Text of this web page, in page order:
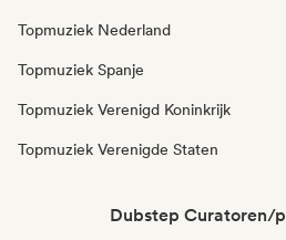
Topmuziek Nederland
Topmuziek Spanje
Topmuziek Verenigd Koninkrijk
Topmuziek Verenigde Staten
Dubstep Curatoren/